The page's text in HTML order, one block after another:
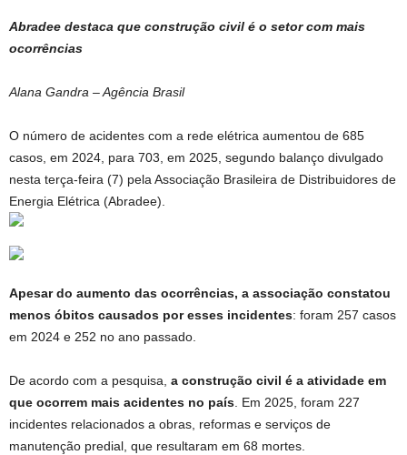
at
A
p
p
c
b
o
o
k
p
Li
n
k
t
Abradee destaca que construção civil é o setor com mais
ocorrências
Alana Gandra – Agência Brasil
O número de acidentes com a rede elétrica aumentou de 685
casos, em 2024, para 703, em 2025, segundo balanço divulgado
nesta terça-feira (7) pela Associação Brasileira de Distribuidores de
Energia Elétrica (Abradee).
Apesar do aumento das ocorrências, a associação constatou
menos óbitos causados por esses incidentes: foram 257 casos
em 2024 e 252 no ano passado.
De acordo com a pesquisa, a construção civil é a atividade em
que ocorrem mais acidentes no país . Em 2025, foram 227
incidentes relacionados a obras, reformas e serviços de
manutenção predial, que resultaram em 68 mortes.